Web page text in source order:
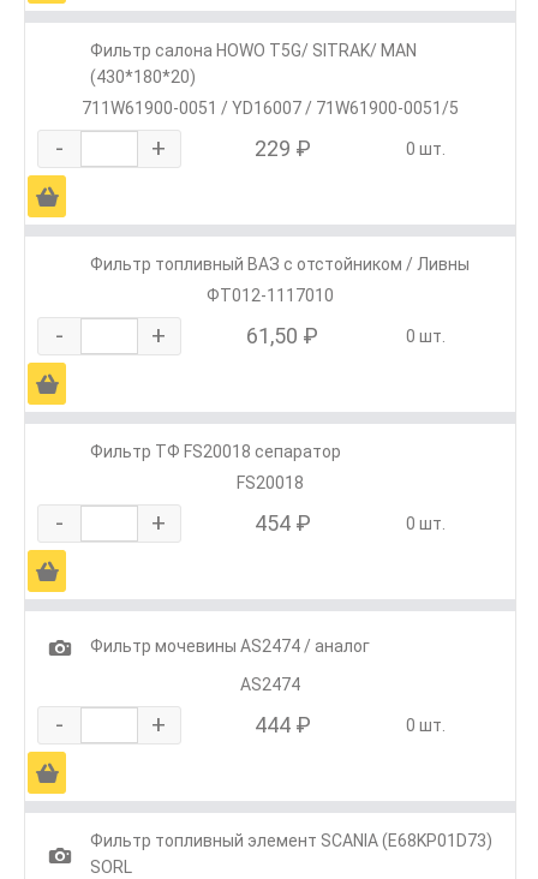
Фильтр салона HOWO T5G/ SITRAK/ MAN
(430*180*20)
711W61900-0051 / YD16007 / 71W61900-0051/5
- + 229 ₽ 0 шт.
Ä
Фильтр топливный ВАЗ с отстойником / Ливны
ФТ012-1117010
- + 61,50 ₽ 0 шт.
Ä
Фильтр ТФ FS20018 сепаратор
FS20018
- + 454 ₽ 0 шт.
Ä
1
Фильтр мочевины AS2474 / аналог
AS2474
- + 444 ₽ 0 шт.
Ä
1
Фильтр топливный элемент SCANIA (E68KP01D73)
SORL